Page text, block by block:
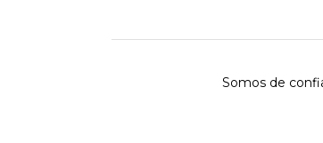
Somos de